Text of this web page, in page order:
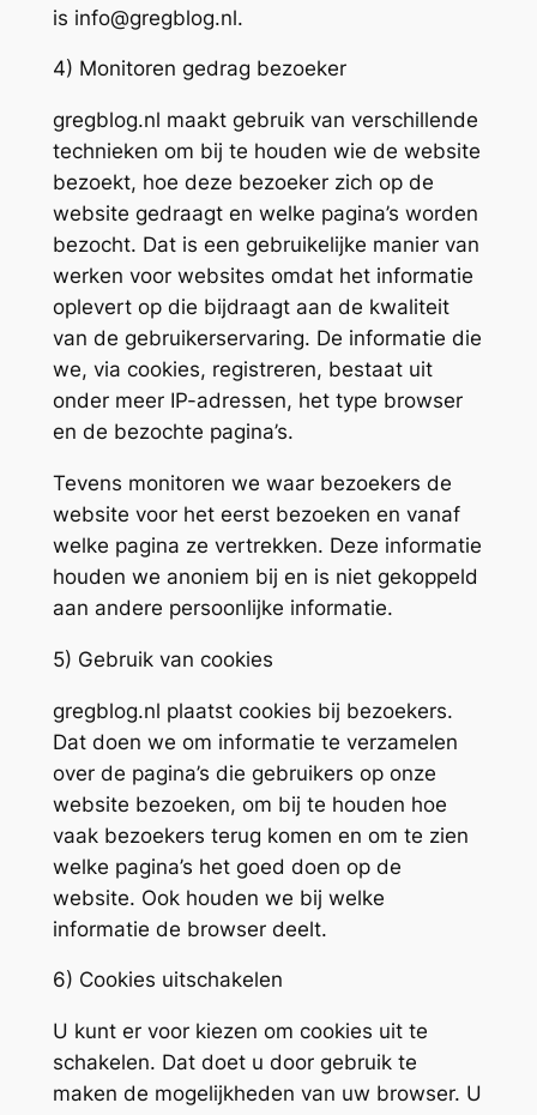
is info@gregblog.nl.
4) Monitoren gedrag bezoeker
gregblog.nl maakt gebruik van verschillende
technieken om bij te houden wie de website
bezoekt, hoe deze bezoeker zich op de
website gedraagt en welke pagina’s worden
bezocht. Dat is een gebruikelijke manier van
werken voor websites omdat het informatie
oplevert op die bijdraagt aan de kwaliteit
van de gebruikerservaring. De informatie die
we, via cookies, registreren, bestaat uit
onder meer IP-adressen, het type browser
en de bezochte pagina’s.
Tevens monitoren we waar bezoekers de
website voor het eerst bezoeken en vanaf
welke pagina ze vertrekken. Deze informatie
houden we anoniem bij en is niet gekoppeld
aan andere persoonlijke informatie.
5) Gebruik van cookies
gregblog.nl plaatst cookies bij bezoekers.
Dat doen we om informatie te verzamelen
over de pagina’s die gebruikers op onze
website bezoeken, om bij te houden hoe
vaak bezoekers terug komen en om te zien
welke pagina’s het goed doen op de
website. Ook houden we bij welke
informatie de browser deelt.
6) Cookies uitschakelen
U kunt er voor kiezen om cookies uit te
schakelen. Dat doet u door gebruik te
maken de mogelijkheden van uw browser. U